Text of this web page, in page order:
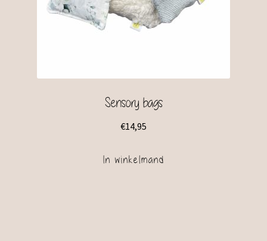
Sensory bags
€14,95
In winkelmand